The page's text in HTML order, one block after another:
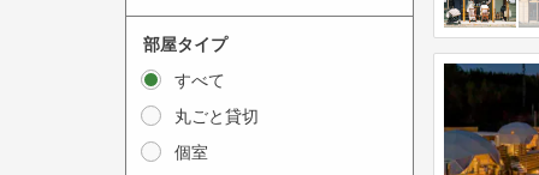
a
c
t
w
i
t
e
r
a
c
部屋タイプ
すべて
丸ごと貸切
個室